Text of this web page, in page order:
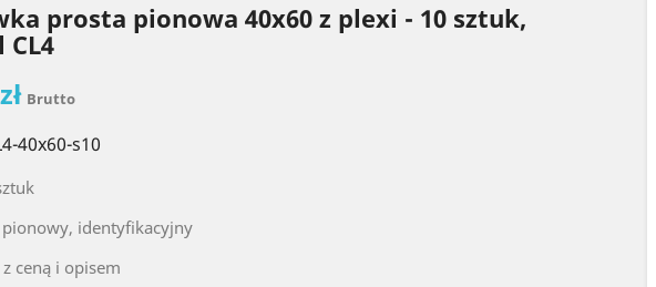
prosta pionowa 40x60 z plexi - 10 sztuk,
CL4
Brutto
40x60-s10
pionowy, identyfikacyjny
ceną i opisem